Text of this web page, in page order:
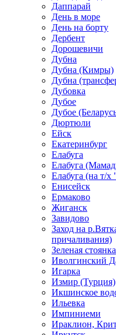
Даппарай
День в море
День на борту
Дербент
Дорошевичи
Дубна
Дубна (Кимры)
Дубна
Дубовка
Дубое
Дубое
Дюртюли
Ейск
Екатеринбург
Елабуга
Елабуга
Елабуга (на т/
Енисейск
Ермаково
Жиганск
Завидово
Заход на
причаливания)
Зеленая стоянка
Иволгинский
Игарка
Измир (Турция)
Икшинское
Ильевка
Импиниеми
Ираклион,